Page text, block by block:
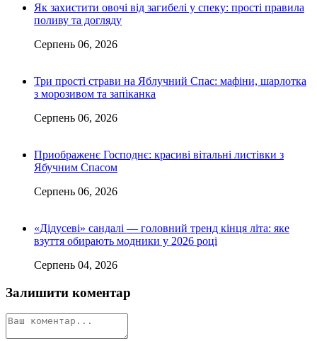
Як захистити овочі від загибелі у спеку: прості правила
поливу та догляду
Серпень 06, 2026
Три прості страви на Яблучний Спас: мафіни, шарлотка
з морозивом та запіканка
Серпень 06, 2026
Приображенє Господнє: красиві вітальні листівки з
Ябучним Спасом
Серпень 06, 2026
«Дідусеві» сандалі — головний тренд кінця літа: яке
взуття обирають модники у 2026 році
Серпень 04, 2026
Залишити коментар